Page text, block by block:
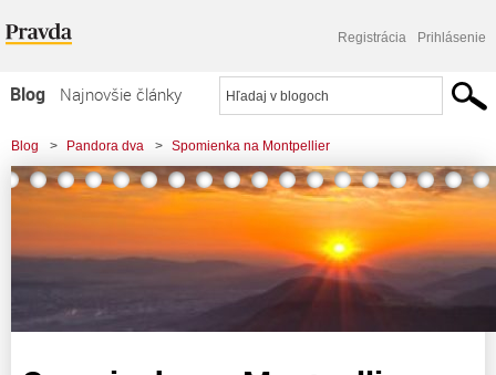
Registrácia Prihlásenie
Blog
Najnovšie články
Najčítanejšie články
Najkomentovanejšie články
Blog > Pandora dva > Spomienka na Montpellier